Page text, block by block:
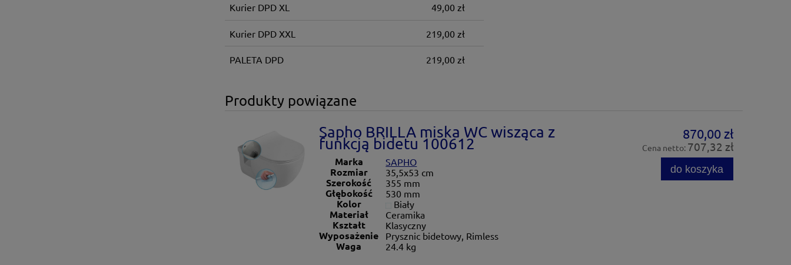
Kurier DPD XL 49,00 zł
Kurier DPD XXL 219,00 zł
PALETA DPD 219,00 zł
Produkty powiązane
Sapho BRILLA miska WC wisząca z
funkcją bidetu 100612
Marka SAPHO
Rozmiar 35,5x53 cm
Szerokość 355 mm
Głębokość 530 mm
Kolor Biały
Materiał Ceramika
Kształt Klasyczny
Wyposażenie Prysznic bidetowy, Rimless
Waga 24.4 kg
870,00 zł
Cena netto: 707,32 zł
do koszyka